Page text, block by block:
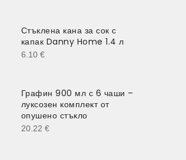
Стъклена кана за сок с
капак Danny Home 1.4 л
6.10 €
Графин 900 мл с 6 чаши –
луксозен комплект от
опушено стъкло
20.22 €